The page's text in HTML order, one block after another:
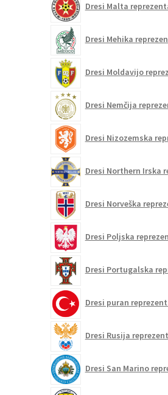
Dresi Malta
Dresi Mehika
Dresi Moldavijo
Dresi Nemčija
Dresi Nizozemska
Dresi Northern Irska
Dresi Norveška
Dresi Poljska
Dresi Portugalska
Dresi puran
Dresi Rusija
Dresi San Marino